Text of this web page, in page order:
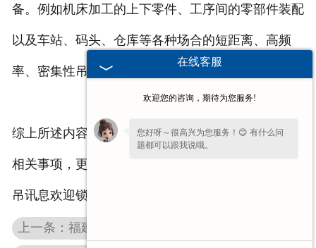
备。例如机床加工的上下零件、工序间的零部件装配
以及车站、码头、仓库等各种场合的短距离、高频
率、密集性吊运作业。
综上所述内容是定柱式悬臂吊生产厂家为大家分享的
相关事项，更多悬臂吊,旋臂
吊讯息欢迎锁定我司网站进行更多详情了解！
上一条：福建旋臂起重机吊钩可是起着很重要作用
在线客服
欢迎您的咨询，期待为您服务!
您好呀～很高兴为您服务！😊 有什么问
题都可以跟我说哦。